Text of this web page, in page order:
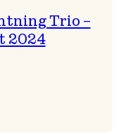
Trio –
2024